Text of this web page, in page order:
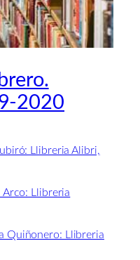
2020
Llibreria Alibri,
Llibreria
Quiñonero: Llibreria